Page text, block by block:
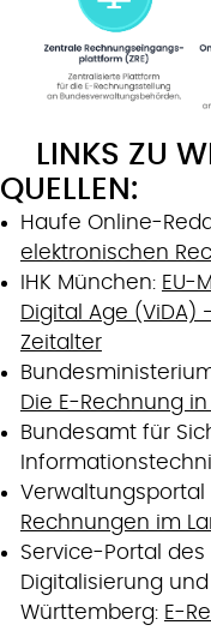
LINKS ZU
QUELLEN:
Haufe Online-
elektronischen
IHK München: EU-
Digital Age
Zeitalter
Die E-Rechnung
Bundesamt für
Verwaltungsportal
Rechnungen im
Service-Portal
Digitalisierung
Württemberg: E-